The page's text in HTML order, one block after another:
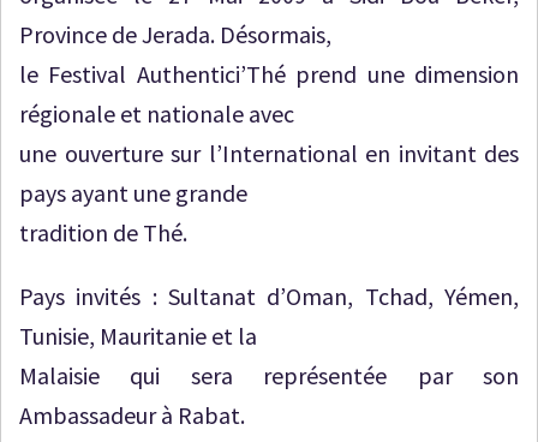
Province de Jerada. Désormais,
le Festival Authentici’Thé prend une dimension
régionale et nationale avec
une ouverture sur l’International en invitant des
pays ayant une grande
tradition de Thé.
Pays invités : Sultanat d’Oman, Tchad, Yémen,
Tunisie, Mauritanie et la
Malaisie qui sera représentée par son
Ambassadeur à Rabat.